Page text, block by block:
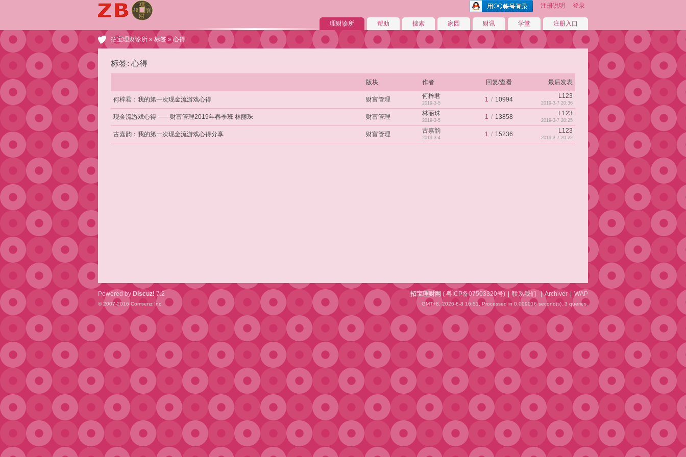
注册说明 登录
理财诊所 帮助 搜索 家园 财讯 学堂 注册入口
招宝理财诊所 » 标签 » 心得
标签: 心得
版块 作者 回复/查看 最后发表
何梓君：我的第一次现金流游戏心得 财富管理 何梓君
2019-3-5
1 / 10994 L123
2019-3-7 20:36
现金流游戏心得 ——财富管理2019年春季班 林丽珠 财富管理 林丽珠
2019-3-5
1 / 13858 L123
2019-3-7 20:25
古嘉韵：我的第一次现金流游戏心得分享 财富管理 古嘉韵
2019-3-4
1 / 15236 L123
2019-3-7 20:22
招宝理财网 ( 粤ICP备07503320号) 联系我们 | Archiver WAP
GMT+8, 2026-8-8 16:51, Processed in 0.009016 second(s), 3 queries
Powered by Discuz! 7.2
© 2007-2016Comsenz Inc.